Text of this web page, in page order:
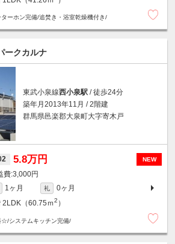
ーホン完備/追焚き・浴室乾燥機付き/
ークカルナ
東武小泉線西小泉駅 / 徒歩24分
築年月2013年11月 / 2階建
群馬県邑楽郡大泉町大字寄木戸
NEW
5.8万円
3,000円
1ヶ月 礼
0ヶ月
2LDK（60.75ｍ2 ）
☆/システムキッチン完備/